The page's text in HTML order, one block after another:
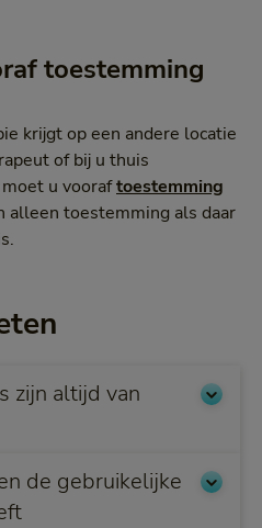
toestemming
krijgt op een andere locatie
of bij u thuis
u vooraftoestemming
alleen toestemming als daar
zijn altijd van
de gebruikelijke